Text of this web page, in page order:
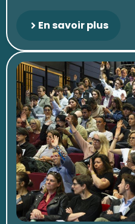
En savoir plus